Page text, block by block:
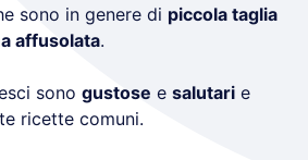
sono in genere di piccola taglia
affusolata.
sono gustose e salutari e
ricette comuni.